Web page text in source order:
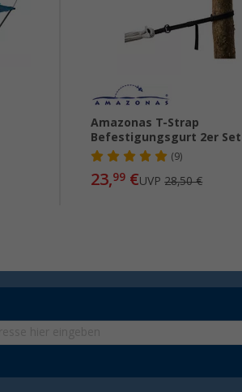
Amazonas T-Strap
Befestigungsgurt 2er Set
(9)
23,99 €UVP28,50 €